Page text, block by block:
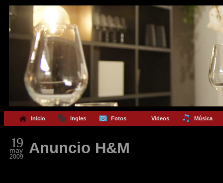
Inicio Ingles Fotos Videos Música
19
may
2009 Anuncio H&M